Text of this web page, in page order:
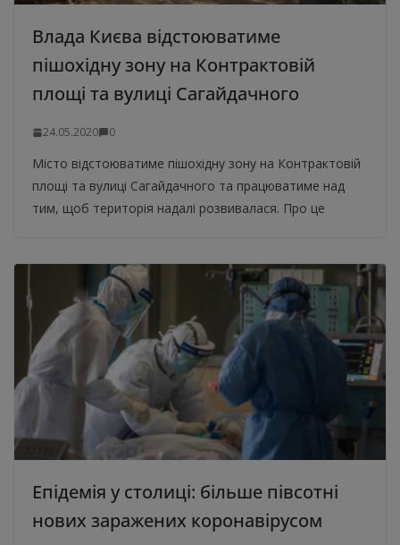
Влада Києва відстоюватиме
пішохідну зону на Контрактовій
площі та вулиці Сагайдачного
24.05.2020 0
Місто відстоюватиме пішохідну зону на Контрактовій
площі та вулиці Сагайдачного та працюватиме над
тим, щоб територія надалі розвивалася. Про це
Епідемія у столиці: більше півсотні
нових заражених коронавірусом